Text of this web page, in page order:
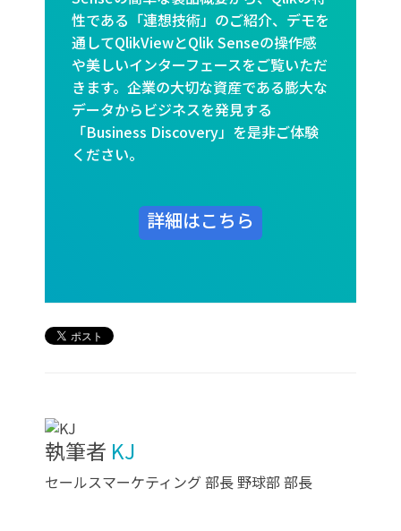
性である「連想技術」のご紹介、デモを
通してQlikViewとQlik Senseの操作感
や美しいインターフェースをご覧いただ
きます。企業の大切な資産である膨大な
データからビジネスを発見する
「Business Discovery」を是非ご体験
ください。
詳細はこちら
執筆者 KJ
セールスマーケティング 部長 野球部 部長